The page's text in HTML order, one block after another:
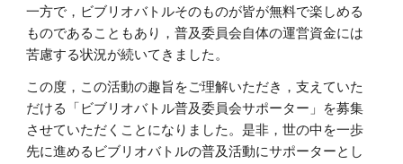
一方で，ビブリオバトルそのものが皆が無料で楽しめる
ものであることもあり，普及委員会自体の運営資金には
苦慮する状況が続いてきました。
この度，この活動の趣旨をご理解いただき，支えていた
だける「ビブリオバトル普及委員会サポーター」を募集
させていただくことになりました。是非，世の中を一歩
先に進めるビブリオバトルの普及活動にサポーターとし